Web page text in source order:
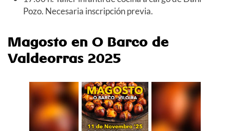
Pozo. Necesaria inscripción previa.
Magosto en O Barco de
Valdeorras 2025